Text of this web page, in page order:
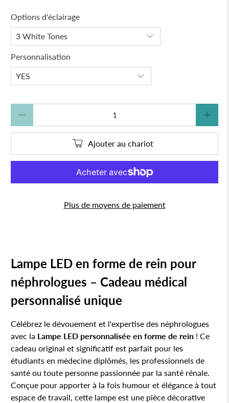
Options d'éclairage
Personnalisation
Ajouter au chariot
Plus de moyens de paiement
Lampe LED en forme de rein pour
néphrologues – Cadeau médical
personnalisé unique
Célébrez le dévouement et l'expertise des néphrologues
avec la Lampe LED personnalisée en forme de rein ! Ce
cadeau original et significatif est parfait pour les
étudiants en médecine diplômés, les professionnels de
santé ou toute personne passionnée par la santé rénale.
Conçue pour apporter à la fois humour et élégance à tout
espace de travail, cette lampe est une pièce décorative